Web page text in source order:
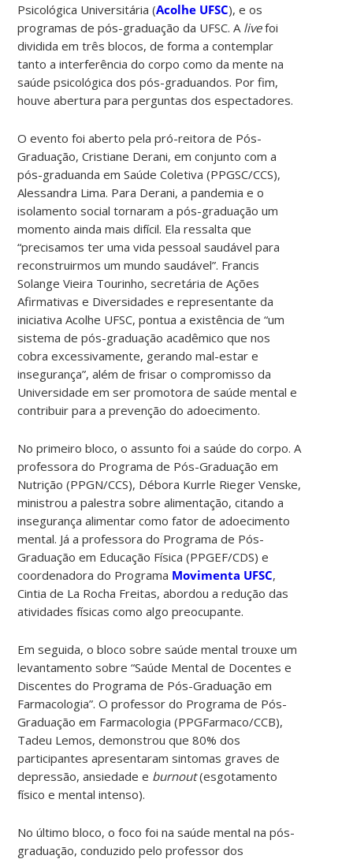
Psicológica Universitária (Acolhe UFSC), e os
programas de pós-graduação da UFSC. A livefoi
dividida em três blocos, de forma a contemplar
tanto a interferência do corpo como da mente na
saúde psicológica dos pós-graduandos. Por fim,
houve abertura para perguntas dos espectadores.
O evento foi aberto pela pró-reitora de Pós-
Graduação, Cristiane Derani, em conjunto com a
pós-graduanda em Saúde Coletiva (PPGSC/CCS),
Alessandra Lima. Para Derani, a pandemia e o
isolamento social tornaram a pós-graduação um
momento ainda mais difícil. Ela ressalta que
“precisamos ter uma vida pessoal saudável para
reconstruirmos um mundo saudável”. Francis
Solange Vieira Tourinho, secretária de Ações
Afirmativas e Diversidades e representante da
iniciativa Acolhe UFSC, pontua a existência de “um
sistema de pós-graduação acadêmico que nos
cobra excessivamente, gerando mal-estar e
insegurança”, além de frisar o compromisso da
Universidade em ser promotora de saúde mental e
contribuir para a prevenção do adoecimento.
No primeiro bloco, o assunto foi a saúde do corpo. A
professora do Programa de Pós-Graduação em
Nutrição(PPGN/CCS), Débora Kurrle Rieger Venske,
ministrou a palestra sobre alimentação, citando a
insegurança alimentar como fator de adoecimento
mental. Já a professora do Programa de Pós-
Graduação em Educação Física(PPGEF/CDS)e
coordenadora do Programa Movimenta UFSC,
Cintia de La Rocha Freitas, abordou a redução das
atividades físicas como algo preocupante.
Em seguida, o bloco sobre saúde mental trouxe um
levantamento sobre“Saúde Mental de Docentes e
Discentes do Programa de Pós-Graduação em
Farmacologia”. O professor do Programa de Pós-
Graduação em Farmacologia (PPGFarmaco/CCB),
Tadeu Lemos, demonstrou que 80% dos
participantes apresentaram sintomas graves de
depressão, ansiedade e burnout(esgotamento
físico e mental intenso).
No último bloco, o foco foi na saúde mental na pós-
graduação, conduzido pelo professor dos